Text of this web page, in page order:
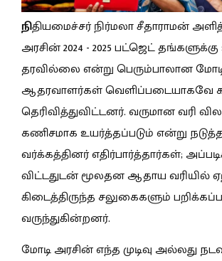
நிதியமைச்சர் நிர்மலா சீதாராமன்
அரசின் 2024 - 2025 பட்ஜெட்
தரவில்லை என்று பெரும்பாலான
ஆதரவாளர்கள் வெளிப்படையாகவே
தெரிவித்துவிட்டனர். வருமான வரி
கணிசமாக உயர்த்தப்படும் என்று
வர்க்கத்தினர் எதிர்பார்த்தார்கள்;
விட்டதுடன் மூலதன ஆதாய வரியில்
கிடைத்திருந்த சலுகைகளும்
வருந்துகின்றனர்.
மோடி அரசின் எந்த முடிவு அல்லது